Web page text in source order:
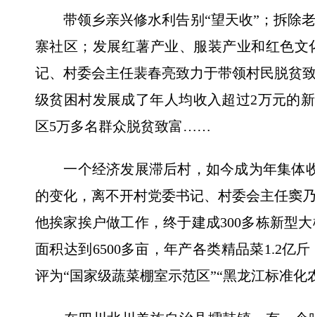
带领乡亲兴修水利告别“望天收”；拆除老
寨社区；发展红薯产业、服装产业和红色
记、村委会主任裴春亮致力于带领村民脱贫
级贫困村发展成了年人均收入超过2万元的
区5万多名群众脱贫致富……
一个经济发展滞后村，如今成为年集体
的变化，离不开村党委书记、村委会主任窦
他挨家挨户做工作，终于建成300多栋新型
面积达到6500多亩，年产各类精品菜1.2亿
评为“国家级蔬菜棚室示范区”“黑龙江标准化